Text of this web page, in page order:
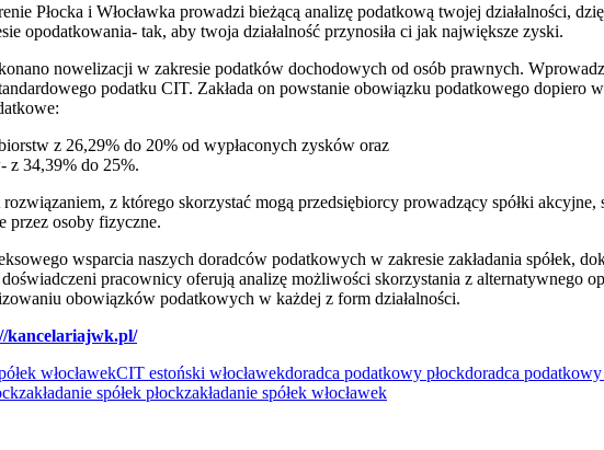
Płocka i Włocławka prowadzi bieżącą analizę podatkową twojej działalności,
opodatkowania- tak, aby twoja działalność przynosiła ci jak największe zyski.
nowelizacji w zakresie podatków dochodowych od osób prawnych.
podatku CIT. Zakłada on powstanie obowiązku podatkowego
z 26,29% do 20% od wypłaconych zysków oraz
z 34,39% do 25%.
z którego skorzystać mogą przedsiębiorcy prowadzący spółki
przez osoby fizyczne.
wsparcia naszych doradców podatkowych w zakresie zakładania spółek,
pracownicy oferują analizę możliwości skorzystania z alternatywnego
obowiązków podatkowych w każdej z form działalności.
kancelariajwk.pl/
włocławekCIT estoński włocławekdoradca podatkowy płockdoradca podatkowy
zakładanie spółek płockzakładanie spółek włocławek